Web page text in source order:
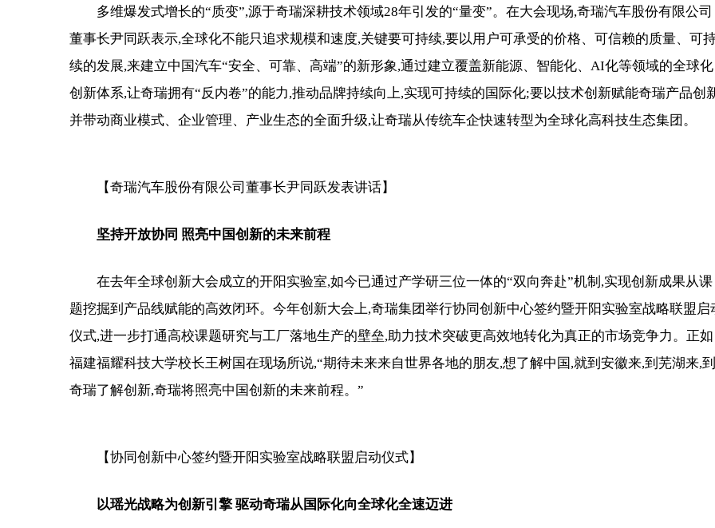
多维爆发式增长的“质变”,源于奇瑞深耕技术领域28年引发的“量变”。在大会现场,奇瑞汽车股份有限公司
董事长尹同跃表示,全球化不能只追求规模和速度,关键要可持续,要以用户可承受的价格、可信赖的质量、可
续的发展,来建立中国汽车“安全、可靠、高端”的新形象,通过建立覆盖新能源、智能化、AI化等领域的全球化
创新体系,让奇瑞拥有“反内卷”的能力,推动品牌持续向上,实现可持续的国际化;要以技术创新赋能奇瑞产品创
并带动商业模式、企业管理、产业生态的全面升级,让奇瑞从传统车企快速转型为全球化高科技生态集团。
【奇瑞汽车股份有限公司董事长尹同跃发表讲话】
坚持开放协同 照亮中国创新的未来前程
在去年全球创新大会成立的开阳实验室,如今已通过产学研三位一体的“双向奔赴”机制,实现创新成果从课
题挖掘到产品线赋能的高效闭环。今年创新大会上,奇瑞集团举行协同创新中心签约暨开阳实验室战略联盟启
仪式,进一步打通高校课题研究与工厂落地生产的壁垒,助力技术突破更高效地转化为真正的市场竞争力。正如
福建福耀科技大学校长王树国在现场所说,“期待未来来自世界各地的朋友,想了解中国,就到安徽来,到芜湖来,到
奇瑞了解创新,奇瑞将照亮中国创新的未来前程。”
【协同创新中心签约暨开阳实验室战略联盟启动仪式】
以瑶光战略为创新引擎 驱动奇瑞从国际化向全球化全速迈进